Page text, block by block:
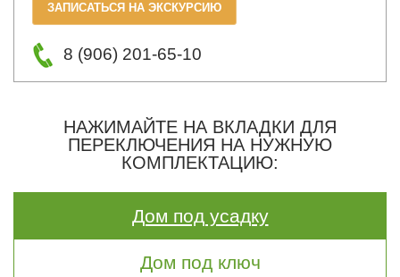
ЗАПИСАТЬСЯ НА ЭКСКУРСИЮ
8 (906) 201-65-10
НАЖИМАЙТЕ НА ВКЛАДКИ ДЛЯ
ПЕРЕКЛЮЧЕНИЯ НА НУЖНУЮ
КОМПЛЕКТАЦИЮ:
Дом под усадку
Дом под ключ